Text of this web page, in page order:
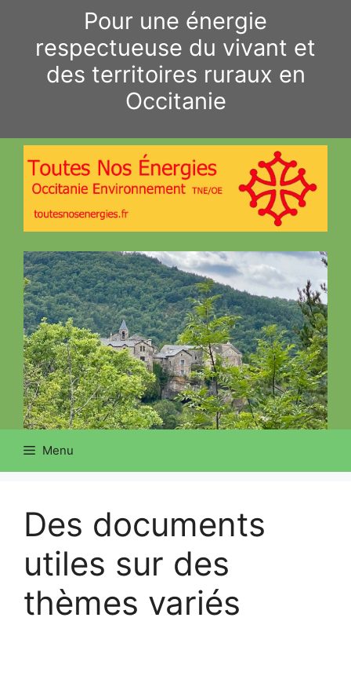
contenu
Pour une énergie
respectueuse du vivant et
des territoires ruraux en
Occitanie
Menu
Des documents
utiles sur des
thèmes variés